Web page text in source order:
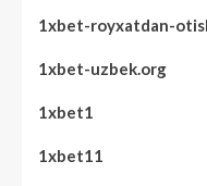
1xbet-royxatdan-
1xbet-uzbek.org
1xbet1
1xbet11